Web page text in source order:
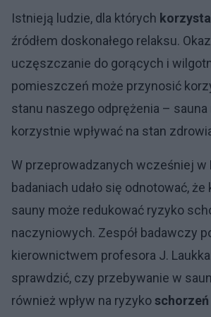
Istnieją ludzie, dla których
źródłem doskonałego relaksu.
uczęszczanie do gorących i
pomieszczeń może przynosić
stanu naszego odprężenia –
korzystnie wpływać na stan
W przeprowadzanych wcześniej w
badaniach udało się odnotować,
sauny może redukować ryzyko
naczyniowych. Zespół badawczy
kierownictwem profesora J.
sprawdzić, czy przebywanie w
również wpływ na ryzyko